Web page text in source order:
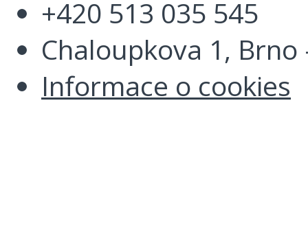
+420 513 035 545
Chaloupkova 1,
Informace o cookies